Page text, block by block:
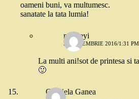
oameni buni, va multumesc.
sanatate la tata lumia!
maitreyi
29 DECEMBRIE 2016/1:31 PM
La multi ani!sot de printesa si
🙂
Gabriela Ganea